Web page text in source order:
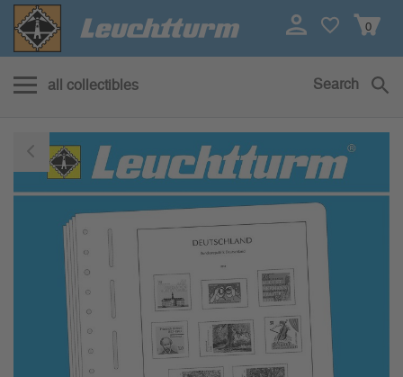
0
all collectibles Search